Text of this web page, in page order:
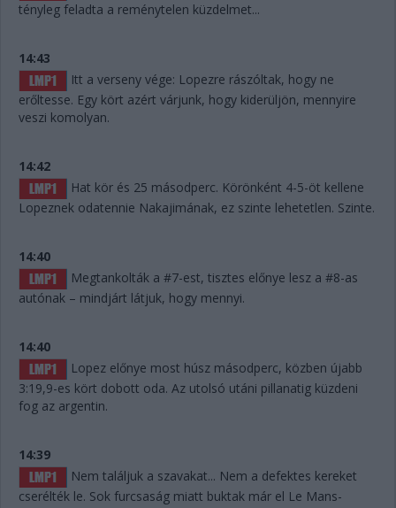
tényleg feladta a reménytelen küzdelmet...
14:43
Itt a verseny vége: Lopezre rászóltak, hogy ne
erőltesse. Egy kört azért várjunk, hogy kiderüljön, mennyire
veszi komolyan.
14:42
Hat kör és 25 másodperc. Körönként 4-5-öt kellene
Lopeznek odatennie Nakajimának, ez szinte lehetetlen. Szinte.
14:40
Megtankolták a #7-est, tisztes előnye lesz a #8-as
autónak – mindjárt látjuk, hogy mennyi.
14:40
Lopez előnye most húsz másodperc, közben újabb
3:19,9-es kört dobott oda. Az utolsó utáni pillanatig küzdeni
fog az argentin.
14:39
Nem találjuk a szavakat... Nem a defektes kereket
cserélték le. Sok furcsaság miatt buktak már el Le Mans-